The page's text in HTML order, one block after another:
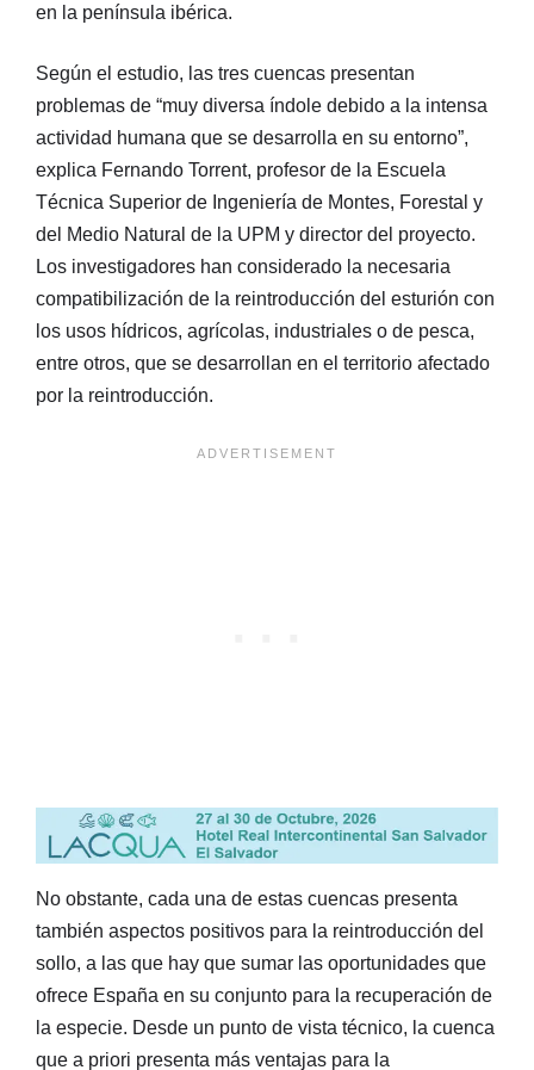
en la península ibérica.
Según el estudio, las tres cuencas presentan
problemas de “muy diversa índole debido a la intensa
actividad humana que se desarrolla en su entorno”,
explica Fernando Torrent, profesor de la Escuela
Técnica Superior de Ingeniería de Montes, Forestal y
del Medio Natural de la UPM y director del proyecto.
Los investigadores han considerado la necesaria
compatibilización de la reintroducción del esturión con
los usos hídricos, agrícolas, industriales o de pesca,
entre otros, que se desarrollan en el territorio afectado
por la reintroducción.
No obstante, cada una de estas cuencas presenta
también aspectos positivos para la reintroducción del
sollo, a las que hay que sumar las oportunidades que
ofrece España en su conjunto para la recuperación de
la especie. Desde un punto de vista técnico, la cuenca
que a priori presenta más ventajas para la